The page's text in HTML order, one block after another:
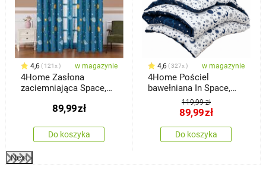
4,6 121x w magazynie
4Home Zasłona
zaciemniająca Space,
89,99zł
Do koszyka
4,6 327x w magazynie
4Home Pościel
bawełniana In Space,
140 x 200 cm, 70 x 90
119,99 zł
89,99zł
Do koszyka
Next